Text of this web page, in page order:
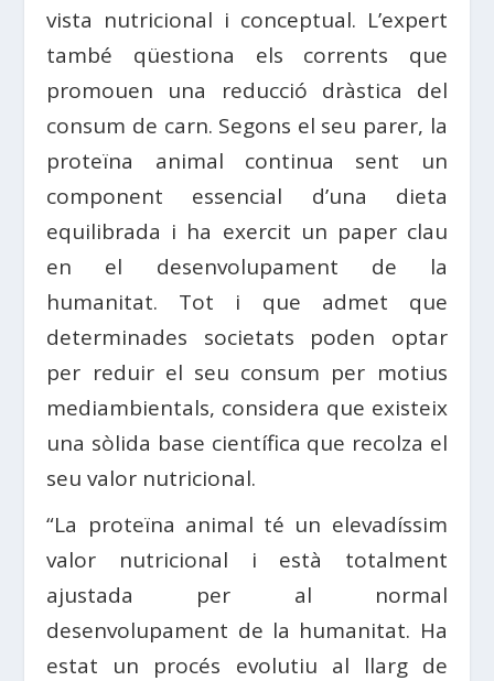
vista nutricional i conceptual. L’expert
també qüestiona els corrents que
promouen una reducció dràstica del
consum de carn. Segons el seu parer, la
proteïna animal continua sent un
component essencial d’una dieta
equilibrada i ha exercit un paper clau
en el desenvolupament de la
humanitat. Tot i que admet que
determinades societats poden optar
per reduir el seu consum per motius
mediambientals, considera que existeix
una sòlida base científica que recolza el
seu valor nutricional.
“La proteïna animal té un elevadíssim
valor nutricional i està totalment
ajustada per al normal
desenvolupament de la humanitat. Ha
estat un procés evolutiu al llarg de